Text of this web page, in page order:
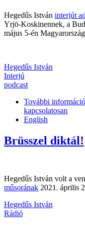
Hegedűs István interjút
Yrjö-Koskinennek, a
május 5-én
Hegedűs István
Interjú
podcast
További információ
kapcsolatosan
English
Brüsszel diktál!
Hegedűs István volt a
műsorának 2021. április
Hegedűs István
Rádió